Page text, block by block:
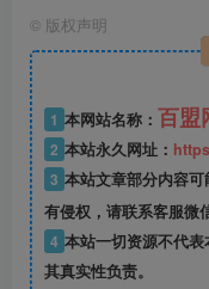
© 版权声明
1 本网站名称： 百盟
2 本站永久网址：
3 本站文章部分内容
有侵权，请联系客服微
4 本站一切资源不代
其真实性负责。